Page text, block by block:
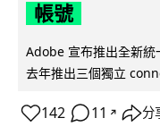
帳號
Adobe 宣布推出全新
去年推出三個獨立
142 11 ↗ 分